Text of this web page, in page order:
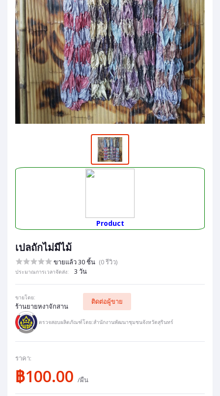
Product
เปลถักไม่มีไม้
ขายแล้ว 30 ชิ้น (0 รีวิว)
ประมาณการเวลาจัดส่ง: 3 วัน
ขายโดย:
ร้านยายหงาจักสาน
ติดต่อผู้ขาย
ตรวจสอบผลิตภัณฑ์โดย:สำนักงานพัฒนาชุมชนจังหวัดสุรินทร์
ราคา:
฿100.00 /ผืน